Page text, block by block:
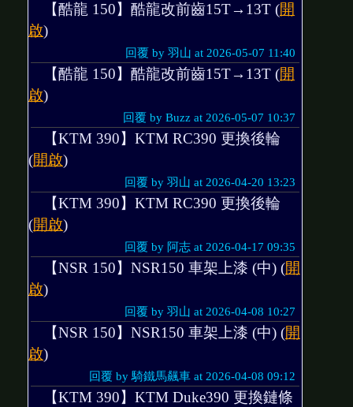
【酷龍 150】酷龍改前齒15T→13T (開
啟)
回覆 by 羽山 at 2026-05-07 11:40
【酷龍 150】酷龍改前齒15T→13T (開
啟)
回覆 by Buzz at 2026-05-07 10:37
【KTM 390】KTM RC390 更換後輪
(開啟)
回覆 by 羽山 at 2026-04-20 13:23
【KTM 390】KTM RC390 更換後輪
(開啟)
回覆 by 阿志 at 2026-04-17 09:35
【NSR 150】NSR150 車架上漆 (中) (開
啟)
回覆 by 羽山 at 2026-04-08 10:27
【NSR 150】NSR150 車架上漆 (中) (開
啟)
回覆 by 騎鐵馬飆車 at 2026-04-08 09:12
【KTM 390】KTM Duke390 更換鏈條